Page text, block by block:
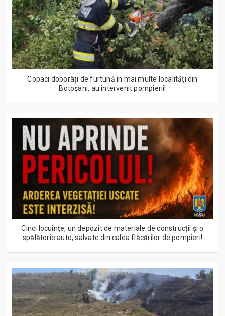
Copaci doborâți de furtună în mai multe localități din
Botoșani, au intervenit pompierii!
Cinci locuințe, un depozit de materiale de construcții și o
spălătorie auto, salvate din calea flăcărilor de pompieri!